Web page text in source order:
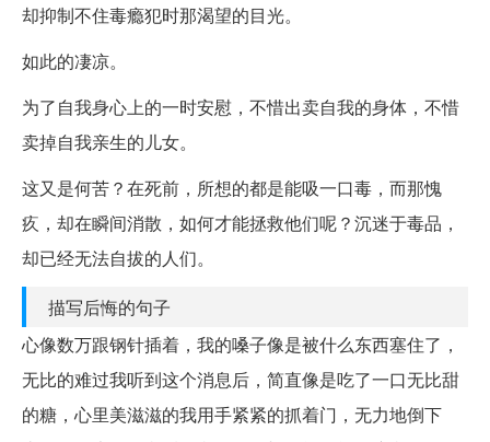
却抑制不住毒瘾犯时那渴望的目光。
如此的凄凉。
为了自我身心上的一时安慰，不惜出卖自我的身体，不惜
卖掉自我亲生的儿女。
这又是何苦？在死前，所想的都是能吸一口毒，而那愧
疚，却在瞬间消散，如何才能拯救他们呢？沉迷于毒品，
却已经无法自拔的人们。
描写后悔的句子
心像数万跟钢针插着，我的嗓子像是被什么东西塞住了，
无比的难过我听到这个消息后，简直像是吃了一口无比甜
的糖，心里美滋滋的我用手紧紧的抓着门，无力地倒下